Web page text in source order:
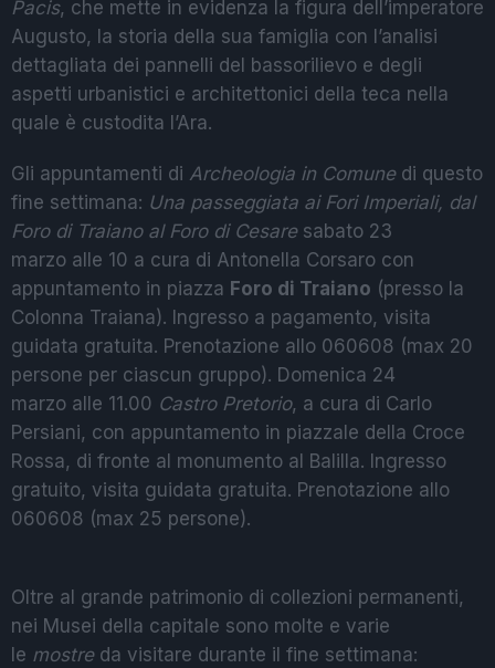
Pacis, che mette in evidenza la figura dell’imperatore
Augusto, la storia della sua famiglia con l’analisi
dettagliata dei pannelli del bassorilievo e degli
aspetti urbanistici e architettonici della teca nella
quale è custodita l’Ara.
Gli appuntamenti di Archeologia in Comunedi questo
fine settimana: Una passeggiata ai Fori Imperiali, dal
Foro di Traiano al Foro di Cesaresabato 23
marzo alle 10 a cura di Antonella Corsaro con
appuntamento in piazza Foro di Traiano (presso la
Colonna Traiana). Ingresso a pagamento, visita
guidata gratuita. Prenotazione allo 060608 (max 20
persone per ciascun gruppo). Domenica 24
marzo alle 11.00 Castro Pretorio, a cura di Carlo
Persiani, con appuntamento in piazzale della Croce
Rossa, di fronte al monumento al Balilla. Ingresso
gratuito, visita guidata gratuita. Prenotazione allo
060608 (max 25 persone).
Oltre al grande patrimonio di collezioni permanenti,
nei Musei della capitale sono molte e varie
le mostreda visitare durante il fine settimana: